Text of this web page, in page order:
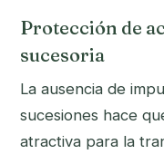
Protección de
sucesoria
La ausencia de
sucesiones hace
atractiva para la